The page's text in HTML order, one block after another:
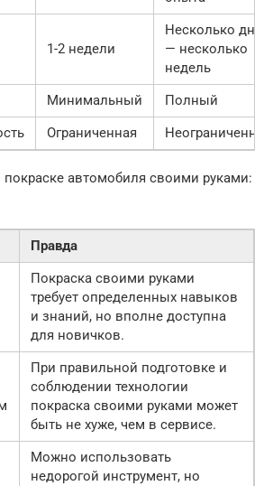
1-2 недели
Несколько дней
— несколько
недель
Минимальный
Полный
Ограниченная Неограниченная
автомобиля своими руками:
Правда
Покраска своими руками
требует определенных навыков
и знаний, но вполне доступна
для новичков.
При правильной подготовке и
соблюдении технологии
покраска своими руками может
быть не хуже, чем в сервисе.
Можно использовать
недорогой инструмент, но